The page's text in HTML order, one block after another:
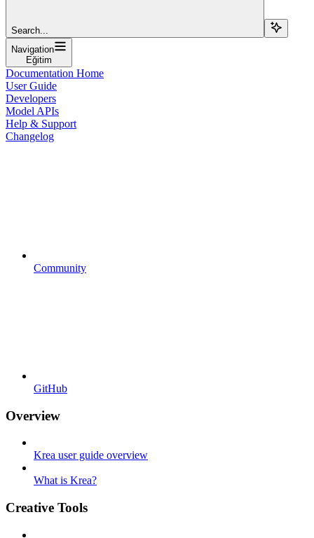
Search...
Navigation
Eğitim
Documentation Home
User Guide
Developers
Model APIs
Help & Support
Changelog
Community
GitHub
Overview
Krea user guide overview
What is Krea?
Creative Tools